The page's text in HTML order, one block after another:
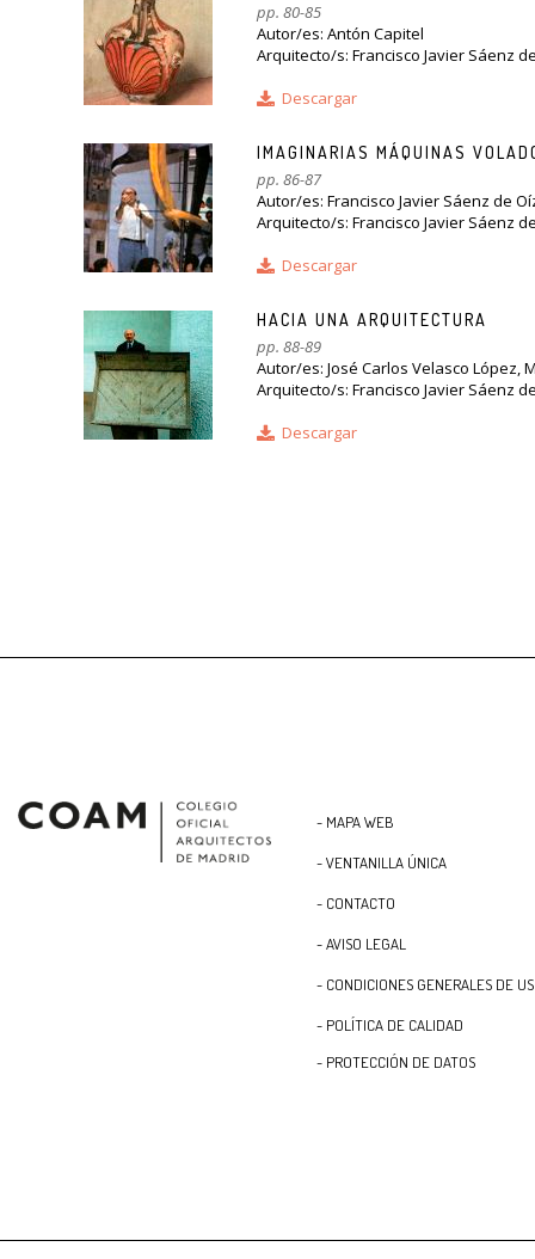
pp. 80-85
Autor/es: Antón Capitel
Arquitecto/s: Francisco Javier Sáenz
Descargar
IMAGINARIAS MÁQUINAS
pp. 86-87
Autor/es: Francisco Javier Sáenz de
Arquitecto/s: Francisco Javier Sáenz
Descargar
HACIA UNA ARQUITECTURA
pp. 88-89
Autor/es: José Carlos Velasco López,
Arquitecto/s: Francisco Javier Sáenz
Descargar
- MAPA WEB
- VENTANILLA ÚNICA
- CONTACTO
- AVISO LEGAL
- CONDICIONES GENERALES DE
- POLÍTICA DE CALIDAD
- PROTECCIÓN DE DATOS